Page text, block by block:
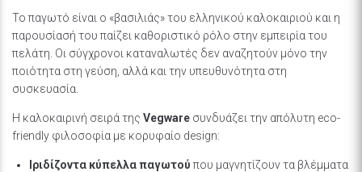
Το παγωτό είναι ο «βασιλιάς» του ελληνικού καλοκαιριού και η
παρουσίασή του παίζει καθοριστικό ρόλο στην εμπειρία του
πελάτη. Οι σύγχρονοι καταναλωτές δεν αναζητούν μόνο την
ποιότητα στη γεύση, αλλά και την υπευθυνότητα στη
συσκευασία.
Η καλοκαιρινή σειρά της Vegware συνδυάζει την απόλυτη eco-
friendly φιλοσοφία με κορυφαίο design:
Ιριδίζοντα κύπελλα παγωτού που μαγνητίζουν τα βλέμματα